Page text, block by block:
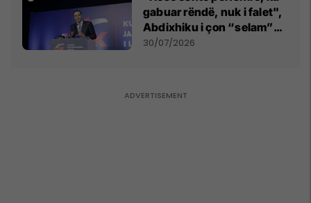
gabuar rëndë, nuk i falet",
Abdixhiku i çon “selam”
Përparim Ramës
30/07/2026